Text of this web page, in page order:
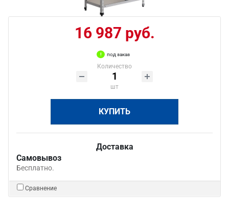
16 987 руб.
под заказ
Количество
шт
КУПИТЬ
Доставка
Самовывоз
Бесплатно.
Сравнение